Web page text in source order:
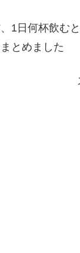
1日何杯飲む
とめました